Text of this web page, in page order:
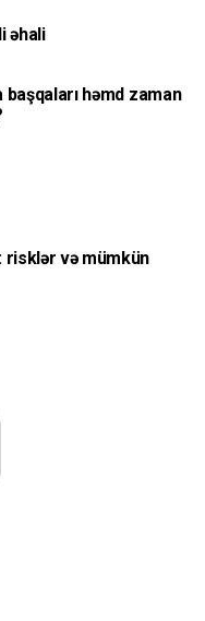
əhali
başqaları həmd zaman
risklər və mümkün